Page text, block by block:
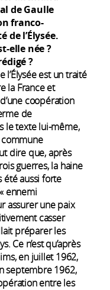
de Gaulle
franco-
l’Élysée.
elle née?
?
l’Élysée est un traité
la France et
coopération
de
le texte lui-même,
dire que, après
guerres, la haine
été aussi forte
ennemi
assurer une paix
casser
préparer les
Ce n’est qu’après
en juillet 1962,
septembre 1962,
entre les